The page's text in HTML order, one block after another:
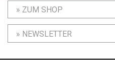
» ZUM SHOP
» NEWSLETTER